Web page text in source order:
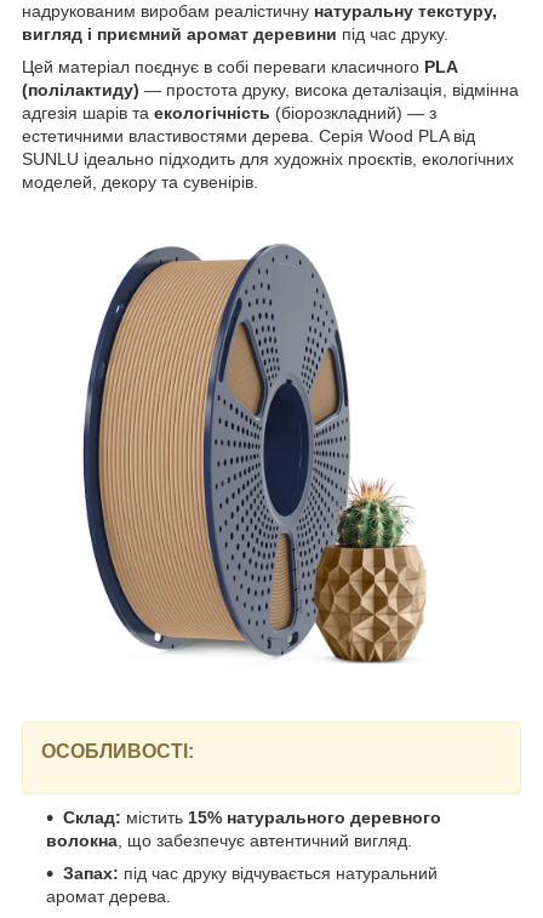
надрукованим виробам реалістичну натуральну текстуру,
вигляд і приємний аромат деревини під час друку.
Цей матеріал поєднує в собі переваги класичного PLA
(полілактиду) — простота друку, висока деталізація, відмінна
адгезія шарів та екологічність (біорозкладний) — з
естетичними властивостями дерева. Серія Wood PLA від
SUNLU ідеально підходить для художніх проєктів, екологічних
моделей, декору та сувенірів.
ОСОБЛИВОСТІ:
Склад: містить 15% натурального деревного
волокна, що забезпечує автентичний вигляд.
Запах: під час друку відчувається натуральний
аромат дерева.